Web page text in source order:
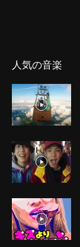
人気の音楽